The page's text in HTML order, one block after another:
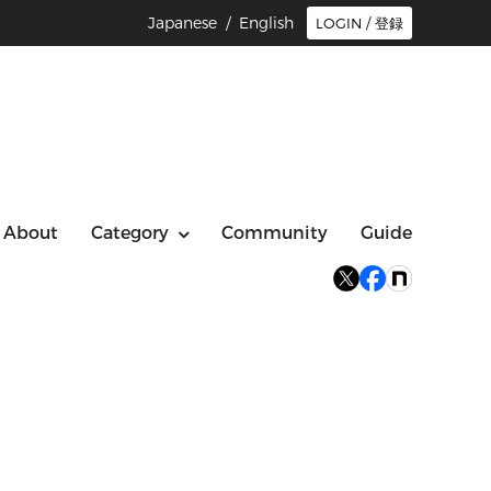
LOGIN / 登録
Japanese / English
About Category Community Guide